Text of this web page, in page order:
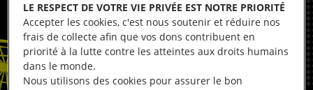
LE RESPECT DE VOTRE VIE PRIVÉE EST NOTRE PRIORITÉ
Accepter les cookies, c'est nous soutenir et réduire nos
frais de collecte afin que vos dons contribuent en
priorité à la lutte contre les atteintes aux droits humains
dans le monde.
Nous utilisons des cookies pour assurer le bon